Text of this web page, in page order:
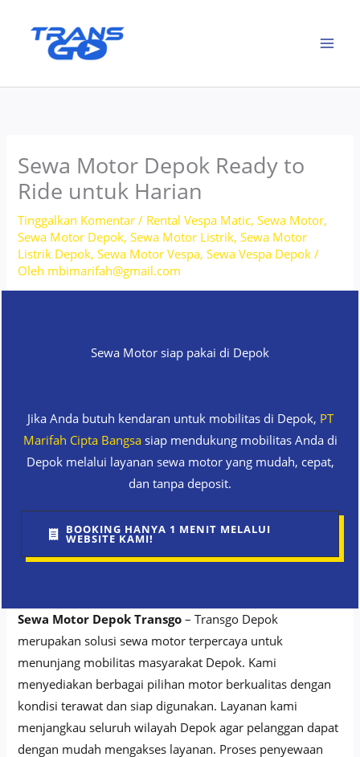
Sewa Motor Depok Ready to
Ride untuk Harian
Tinggalkan Komentar / Rental Vespa Matic,Sewa Motor,
Sewa Motor Depok,Sewa Motor Listrik,Sewa Motor
Listrik Depok,Sewa Motor Vespa,Sewa Vespa Depok /
Oleh mbimarifah@gmail.com
Sewa Motor siap pakai di Depok
Jika Anda butuh kendaran untuk mobilitas di Depok, PT
Marifah Cipta Bangsasiap mendukung mobilitas Anda di
Depok melalui layanan sewa motor yang mudah, cepat,
dan tanpa deposit.
BOOKING HANYA 1 MENIT MELALUI
WEBSITE KAMI!
Sewa Motor Depok Transgo – Transgo Depok
merupakan solusi sewa motor terpercaya untuk
menunjang mobilitas masyarakat Depok. Kami
menyediakan berbagai pilihan motor berkualitas dengan
kondisi terawat dan siap digunakan. Layanan kami
menjangkau seluruh wilayah Depok agar pelanggan dapat
dengan mudah mengakses layanan. Proses penyewaan